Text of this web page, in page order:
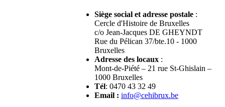
Siège social et adresse postale :
Cercle d'Histoire de Bruxelles
c/o Jean-Jacques DE GHEYNDT
Rue du Pélican 37/bte.10 - 1000
Bruxelles
Adresse des locaux :
Mont-de-Piété – 21 rue St-Ghislain –
1000 Bruxelles
Tél: 0470 43 32 49
Email : info@cehibrux.be